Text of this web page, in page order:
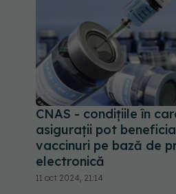
CNAS - condițiile în
asigurații pot
vaccinuri pe bază de
electronică
11 oct 2024, 21:14